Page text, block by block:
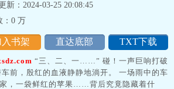
入书架 直达底部 TXT下载
新：2024-03-25 20:08:45
0 万
“三、二、一……” 碰！一声巨响打破
前，殷红的血液静静地淌开。 一场雨中的车
，一袋鲜红的苹果……背后究竟隐藏着什